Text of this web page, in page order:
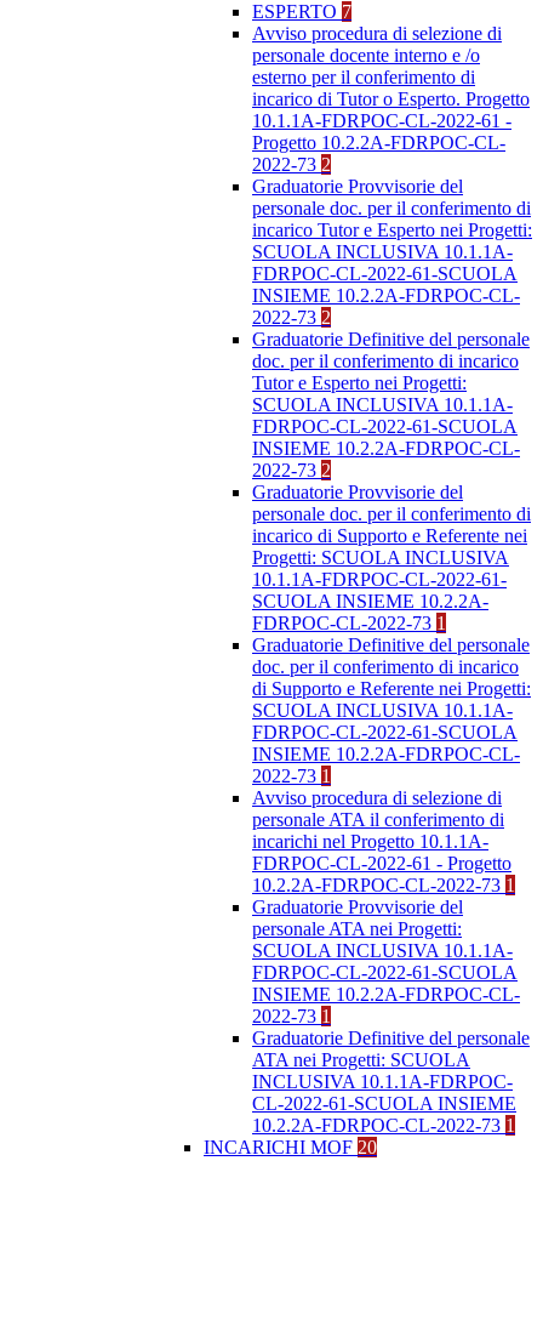
ESPERTO 7
Avviso procedura di selezione di
personale docente interno e /o
esterno per il conferimento di
incarico di Tutor o Esperto. Progetto
10.1.1A-FDRPOC-CL-2022-61 -
Progetto 10.2.2A-FDRPOC-CL-
2022-73 2
Graduatorie Provvisorie del
personale doc. per il conferimento di
incarico Tutor e Esperto nei Progetti:
SCUOLA INCLUSIVA 10.1.1A-
FDRPOC-CL-2022-61-SCUOLA
INSIEME 10.2.2A-FDRPOC-CL-
2022-73 2
Graduatorie Definitive del personale
doc. per il conferimento di incarico
Tutor e Esperto nei Progetti:
SCUOLA INCLUSIVA 10.1.1A-
FDRPOC-CL-2022-61-SCUOLA
INSIEME 10.2.2A-FDRPOC-CL-
2022-73 2
Graduatorie Provvisorie del
personale doc. per il conferimento di
incarico di Supporto e Referente nei
Progetti: SCUOLA INCLUSIVA
10.1.1A-FDRPOC-CL-2022-61-
SCUOLA INSIEME 10.2.2A-
FDRPOC-CL-2022-73 1
Graduatorie Definitive del personale
doc. per il conferimento di incarico
di Supporto e Referente nei Progetti:
SCUOLA INCLUSIVA 10.1.1A-
FDRPOC-CL-2022-61-SCUOLA
INSIEME 10.2.2A-FDRPOC-CL-
2022-73 1
Avviso procedura di selezione di
personale ATA il conferimento di
incarichi nel Progetto 10.1.1A-
FDRPOC-CL-2022-61 - Progetto
10.2.2A-FDRPOC-CL-2022-73 1
Graduatorie Provvisorie del
personale ATA nei Progetti:
SCUOLA INCLUSIVA 10.1.1A-
FDRPOC-CL-2022-61-SCUOLA
INSIEME 10.2.2A-FDRPOC-CL-
2022-73 1
Graduatorie Definitive del personale
ATA nei Progetti: SCUOLA
INCLUSIVA 10.1.1A-FDRPOC-
CL-2022-61-SCUOLA INSIEME
10.2.2A-FDRPOC-CL-2022-73 1
INCARICHI MOF 20